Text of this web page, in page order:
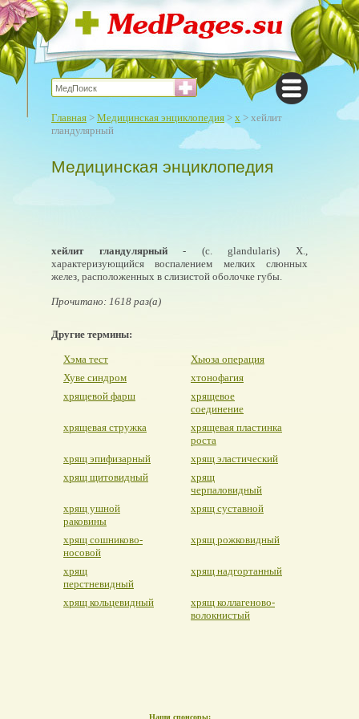
Главная > Медицинская энциклопедия > х > хейлит
гландулярный
Медицинская энциклопедия
хейлит гландулярный- (с. glandularis) Х.,
характеризующийся воспалением мелких слюнных
желез, расположенных в слизистой оболочке губы.
Прочитано: 1618 раз(а)
Другие термины:
Хэма тест
Хьюза операция
Хуве синдром
хтонофагия
хрящевой фарш
хрящевое
соединение
хрящевая стружка
хрящевая пластинка
роста
хрящ эпифизарный
хрящ эластический
хрящ щитовидный
хрящ
черпаловидный
хрящ ушной
раковины
хрящ суставной
хрящ сошниково-
носовой
хрящ рожковидный
хрящ
перстневидный
хрящ надгортанный
хрящ кольцевидный
хрящ коллагеново-
волокнистый
Наши спонсоры: